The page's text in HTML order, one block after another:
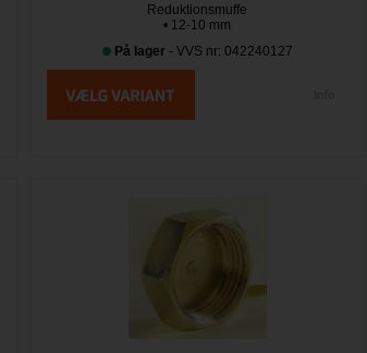
Reduktionsmuffe
• 12-10 mm
På lager - VVS nr: 042240127